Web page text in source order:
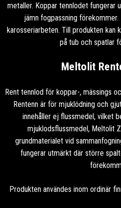
metaller. Koppar tennlodet fungerar
jämn fogpassning
karosseriarbeten. Till produkten kan
på tub och spatlar
Meltolit
Rent tennlod för koppar-, mässings
Rentenn är för mjuklödning och
innehåller ej flussmedel, vilket
mjuklodsflussmedel, Meltolit
grundmaterialet vid
fungerar utmärkt där större
Produkten användes inom ordinär